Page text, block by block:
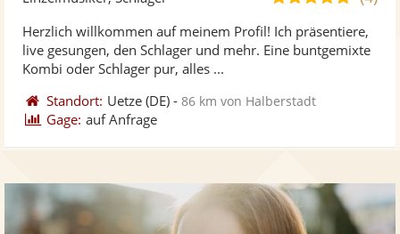
Fotos
5
Herzlich willkommen auf meinem Profil! Ich präsentiere,
live gesungen, den Schlager und mehr. Eine buntgemixte
Kombi oder Schlager pur, alles ...
Standort: Uetze (DE) -86 km von Halberstadt
Gage: auf Anfrage